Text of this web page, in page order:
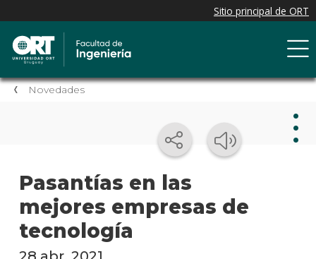
Novedades
Pasantías en las
mejores empresas de
tecnología